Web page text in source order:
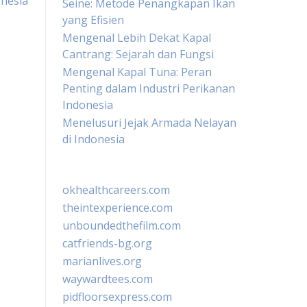
Seine: Metode Penangkapan Ikan
yang Efisien
Mengenal Lebih Dekat Kapal
Cantrang: Sejarah dan Fungsi
Mengenal Kapal Tuna: Peran
Penting dalam Industri Perikanan
Indonesia
Menelusuri Jejak Armada Nelayan
di Indonesia
okhealthcareers.com
theintexperience.com
unboundedthefilm.com
catfriends-bg.org
marianlives.org
waywardtees.com
pidfloorsexpress.com